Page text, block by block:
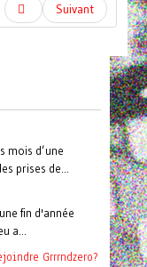
Suivant
mois d’une
prises de...
fin d'année
a...
Grrrndzero?